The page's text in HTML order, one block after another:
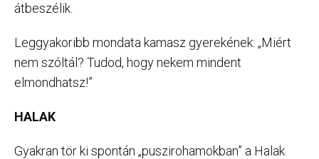
átbeszélik.
Leggyakoribb mondata kamasz gyerekének: „Miért
nem szóltál? Tudod, hogy nekem mindent
elmondhatsz!”
HALAK
Gyakran tör ki spontán „puszirohamokban” a Halak